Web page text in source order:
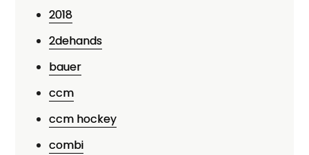
2018
2dehands
bauer
ccm
ccm hockey
combi